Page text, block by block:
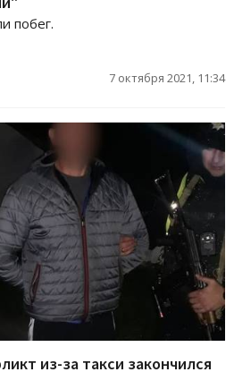
побег.
7 октября 2021, 11:34
из-за такси закончился